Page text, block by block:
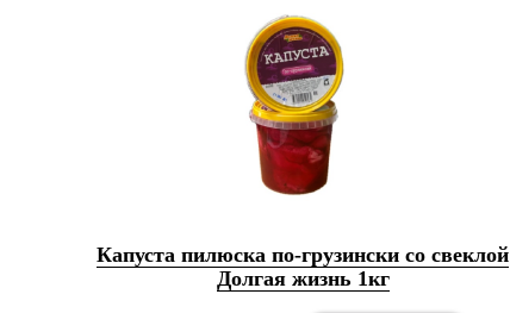
Капуста пилюска по-грузински со свеклой
Долгая жизнь 1кг